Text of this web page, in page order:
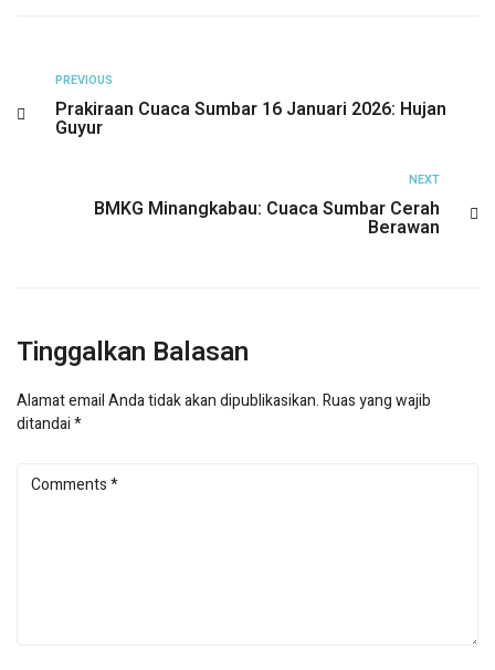
PREVIOUS
Prakiraan Cuaca Sumbar 16 Januari 2026: Hujan
Guyur
NEXT
BMKG Minangkabau: Cuaca Sumbar Cerah
Berawan
Tinggalkan Balasan
Alamat email Anda tidak akan dipublikasikan.Ruas yang wajib
ditandai*